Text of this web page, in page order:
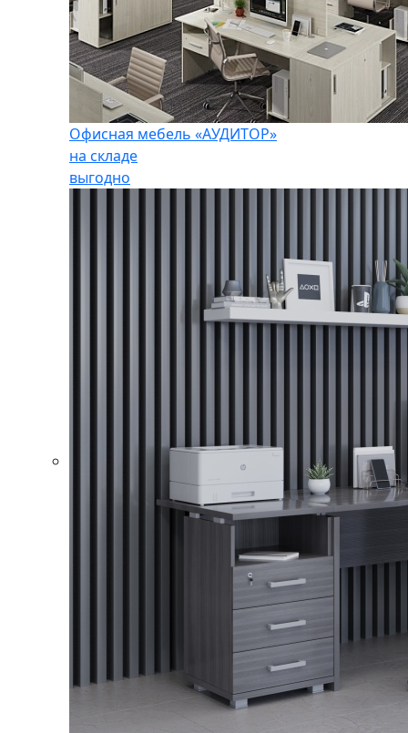
Офисная мебель «АУДИТОР»
на складе
выгодно